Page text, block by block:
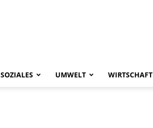
SOZIALES UMWELT WIRTSCHAFT